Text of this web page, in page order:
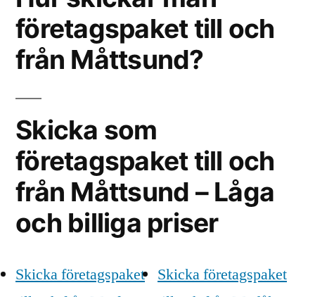
företagspaket till och
från Måttsund?
Skicka som
företagspaket till och
från Måttsund – Låga
och billiga priser
Skicka företagspaket
Skicka företagspaket